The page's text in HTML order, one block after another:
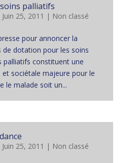
palliatifs
Juin 25, 2011 | Non classé
pour annoncer la
de dotation pour les soins
palliatifs constituent une
et sociétale majeure pour le
le malade soit un...
Juin 25, 2011 | Non classé